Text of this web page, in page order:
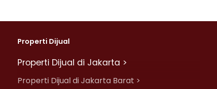
Properti Dijual
Properti Dijual di Jakarta >
Properti Dijual di Jakarta Barat >